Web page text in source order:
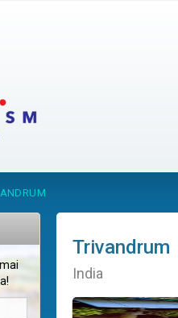
Trivandrum
India